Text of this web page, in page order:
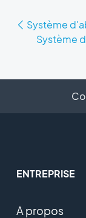
Système
Système
ENTREPRISE
A propos